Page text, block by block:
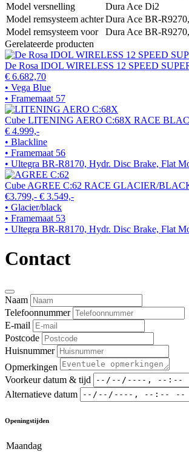
Model versnelling
Dura Ace Di2
Model remsysteem achterDura Ace BR-
Model remsysteem voor
Dura Ace BR-
Gerelateerde producten
De Rosa IDOL WIRELESS 12 SPEED
€ 6.682,70
• Vega Blue
• Framemaat 57
Cube LITENING AERO C:68X RACE
€ 4.999,-
• Blackline
• Framemaat 56
• Ultegra BR-R8170, Hydr. Disc Brake, Flat
Cube AGREE C:62 RACE GLACIER/
€3.799,- € 3.549,-
• Glacier/black
• Framemaat 53
• Ultegra BR-R8170, Hydr. Disc Brake, Flat
Contact
Naam
Telefoonnummer
E-mail
Postcode
Huisnummer
Opmerkingen
Voorkeur datum & tijd
Alternatieve datum
Openingstijden
Maandag